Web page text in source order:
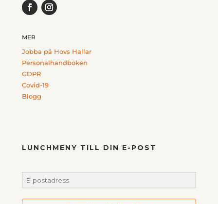
MER
Jobba på Hovs Hallar
Personalhandboken
GDPR
Covid-19
Blogg
LUNCHMENY TILL DIN E-POST